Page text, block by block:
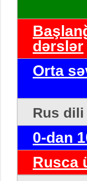
dərslər
Orta
Rus dili
0-dan
Rusca